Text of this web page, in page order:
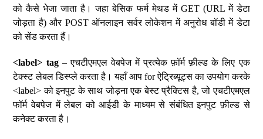
को कैसे भेजा जाता है। जहा बेसिक फर्म मेथड में GET (URL में डेटा
जोड़ता है) और POST ऑनलाइन सर्वर लोकेशन में अनुरोध बॉडी में डेटा
को सेंड करता हैं।
<label> tag– एचटीएमएल वेबपेज में प्रत्येक फ़ॉर्म फ़ील्ड के लिए एक
टेक्स्ट लेबल डिस्प्ले करता है। यहाँ आप for ऐट्रिब्यूट्स का उपयोग करके
<label> को इनपुट के साथ जोड़ना एक बेस्ट प्रैक्टिस है, जो एचटीएमएल
फॉर्म वेबपेज में लेबल को आईडी के माध्यम से संबंधित इनपुट फ़ील्ड से
कनेक्ट करता है।